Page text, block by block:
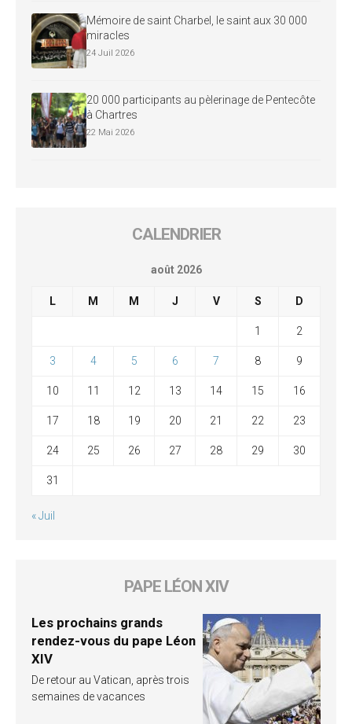
Mémoire de saint Charbel, le saint aux 30 000
miracles
24 Juil 2026
20 000 participants au pèlerinage de Pentecôte
à Chartres
22 Mai 2026
CALENDRIER
août 2026
L M M J V S D
1 2
3 4 5 6 7 8 9
10 11 12 13 14 15 16
17 18 19 20 21 22 23
24 25 26 27 28 29 30
31
« Juil
PAPE LÉON XIV
Les prochains grands
rendez-vous du pape Léon
XIV
De retour au Vatican, après trois
semaines de vacances